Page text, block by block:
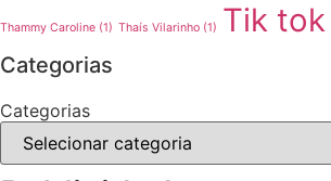
Thammy Caroline (1) Thaís Vilarinho (1) Tik tok
Categorias
Categorias